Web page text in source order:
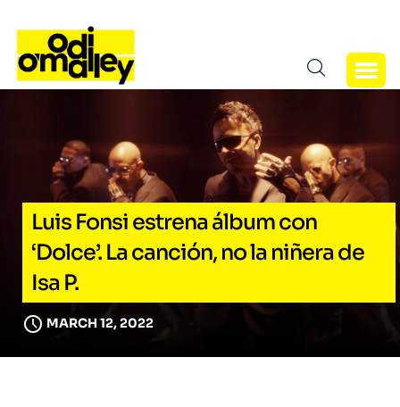
Luis Fonsi estrena álbum con
‘Dolce’. La canción, no la niñera de
Isa P.
MARCH 12, 2022